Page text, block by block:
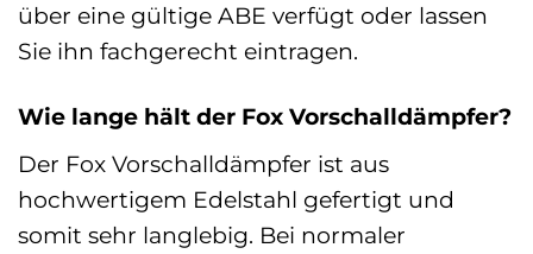
über eine gültige ABE verfügt oder lassen
Sie ihn fachgerecht eintragen.
Wie lange hält der Fox Vorschalldämpfer?
Der Fox Vorschalldämpfer ist aus
hochwertigem Edelstahl gefertigt und
somit sehr langlebig. Bei normaler